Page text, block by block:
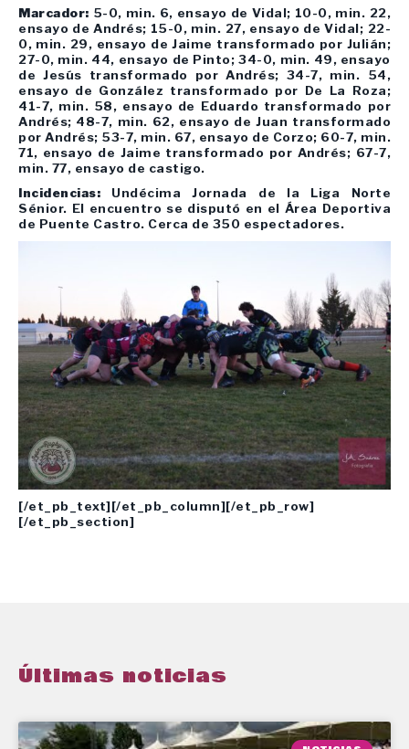
Marcador: 5-0, min. 6, ensayo de Vidal; 10-0, min. 22,
ensayo de Andrés; 15-0, min. 27, ensayo de Vidal; 22-
0, min. 29, ensayo de Jaime transformado por Julián;
27-0, min. 44, ensayo de Pinto; 34-0, min. 49, ensayo
de Jesús transformado por Andrés; 34-7, min. 54,
ensayo de González transformado por De La Roza;
41-7, min. 58, ensayo de Eduardo transformado por
Andrés; 48-7, min. 62, ensayo de Juan transformado
por Andrés; 53-7, min. 67, ensayo de Corzo; 60-7, min.
71, ensayo de Jaime transformado por Andrés; 67-7,
min. 77, ensayo de castigo.
Incidencias: Undécima Jornada de la Liga Norte
Sénior. El encuentro se disputó en el Área Deportiva
de Puente Castro. Cerca de 350 espectadores.
[/et_pb_text][/et_pb_column][/et_pb_row]
[/et_pb_section]
Últimas noticias